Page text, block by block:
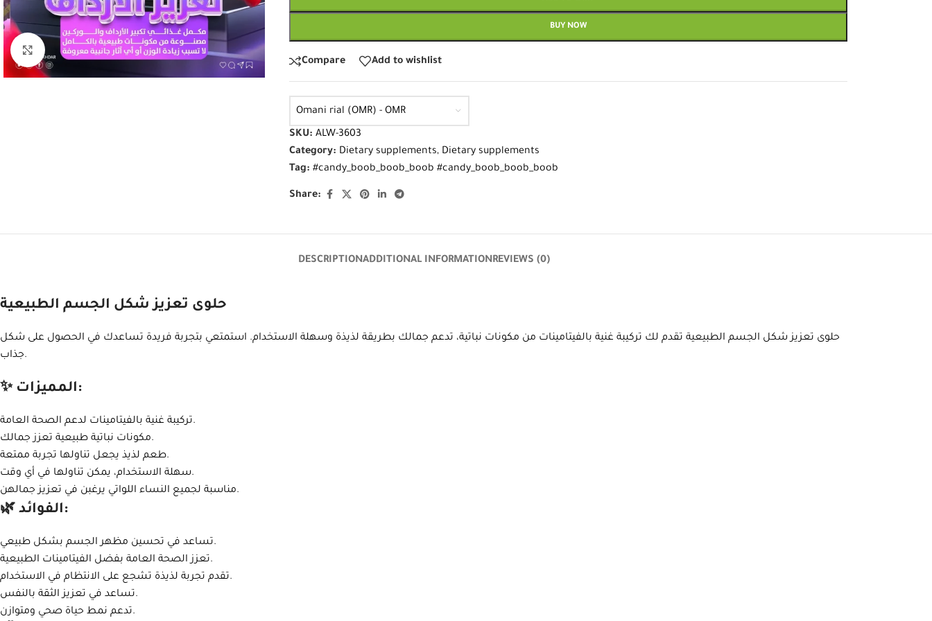
Click to enlarge
BUY NOW
Compare Add to wishlist
Omani rial (OMR) - OMR
SKU:ALW-3603
Category: Dietary supplements, Dietary supplements
Tag: #candy_boob_boob_boob #candy_boob_boob_boob
Share:
DESCRIPTIONADDITIONAL INFORMATIONREVIEWS (0)
حلوى تعزيز شكل الجسم الطبيعية
حلوى تعزيز شكل الجسم الطبيعية تقدم لك تركيبة غنية بالفيتامينات من مكونات نباتية، تدعم جمالك بطريقة لذيذة وسهلة الاستخدام. استمتعي بتجربة فريدة تساعدك في الحصول على شكل
جذاب.
✨ المميزات:
تركيبة غنية بالفيتامينات لدعم الصحة العامة.
مكونات نباتية طبيعية تعزز جمالك.
طعم لذيذ يجعل تناولها تجربة ممتعة.
سهلة الاستخدام، يمكن تناولها في أي وقت.
مناسبة لجميع النساء اللواتي يرغبن في تعزيز جمالهن.
🌿 الفوائد:
تساعد في تحسين مظهر الجسم بشكل طبيعي.
تعزز الصحة العامة بفضل الفيتامينات الطبيعية.
تقدم تجربة لذيذة تشجع على الانتظام في الاستخدام.
تساعد في تعزيز الثقة بالنفس.
تدعم نمط حياة صحي ومتوازن.